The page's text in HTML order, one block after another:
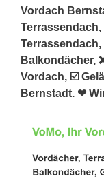
Vordach
Balkondächer,
Vordach, ☑️
Bernstadt. ❤